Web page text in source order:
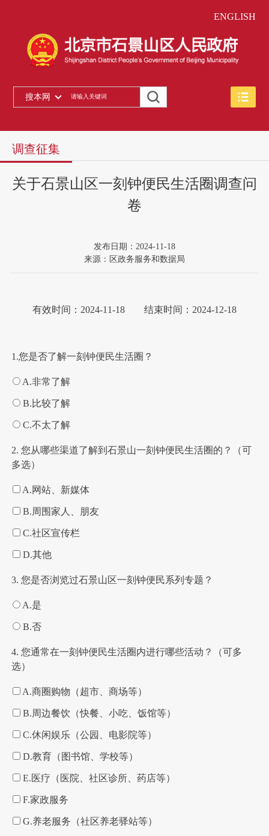
ENGLISH
搜本网
调查征集
关于石景山区一刻钟便民生活圈调查问
卷
发布日期：2024-11-18
来源：区政务服务和数据局
有效时间：2024-11-18 结束时间：2024-12-18
1.您是否了解一刻钟便民生活圈？
A.非常了解
B.比较了解
C.不太了解
2. 您从哪些渠道了解到石景山一刻钟便民生活圈的？（可
多选）
A.网站、新媒体
B.周围家人、朋友
C.社区宣传栏
D.其他
3. 您是否浏览过石景山区一刻钟便民系列专题？
A.是
B.否
4. 您通常在一刻钟便民生活圈内进行哪些活动？（可多
选）
A.商圈购物（超市、商场等）
B.周边餐饮（快餐、小吃、饭馆等）
C.休闲娱乐（公园、电影院等）
D.教育（图书馆、学校等）
E.医疗（医院、社区诊所、药店等）
F.家政服务
G.养老服务（社区养老驿站等）